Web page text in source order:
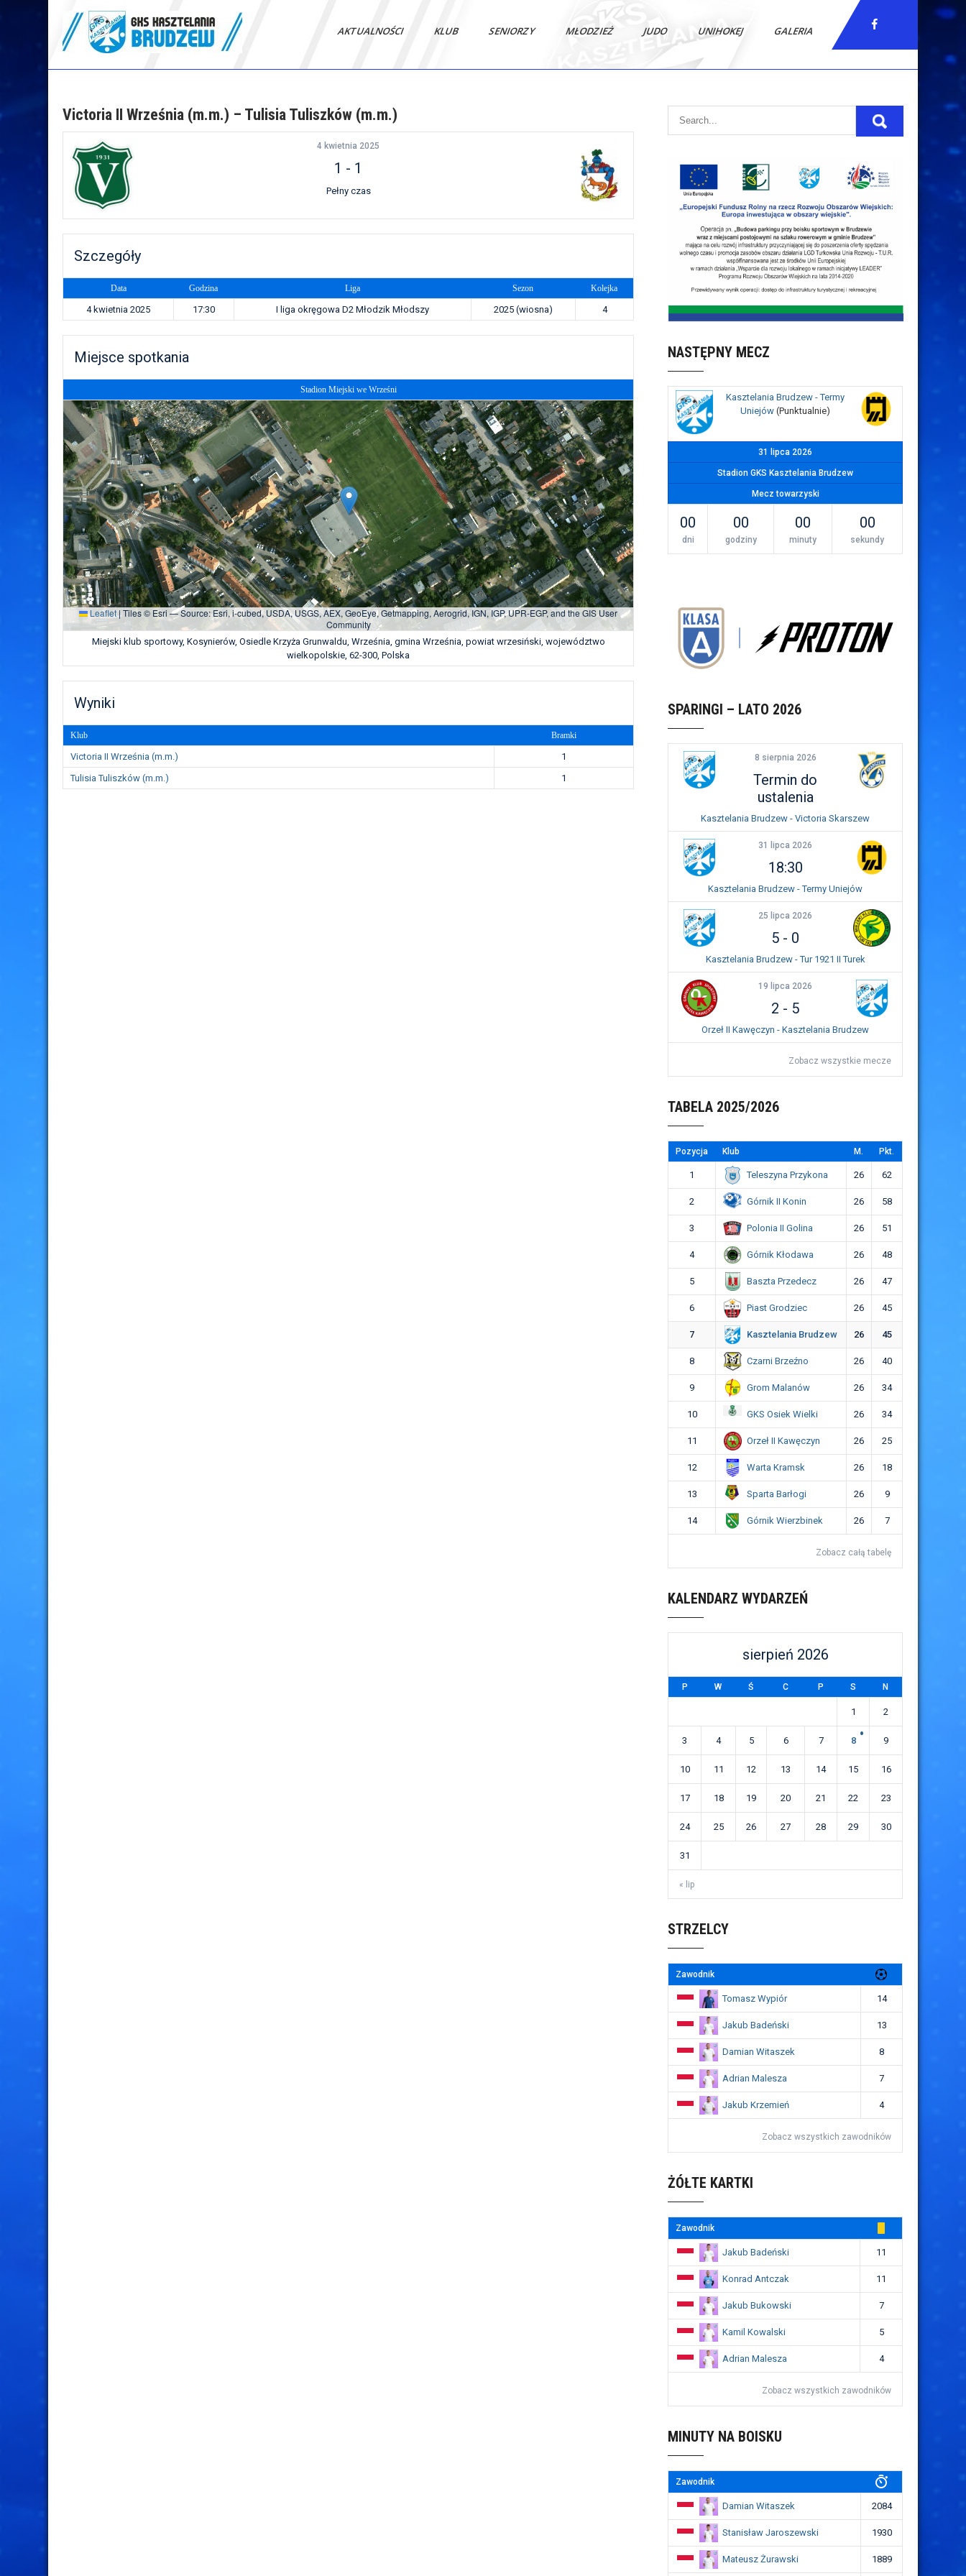
GKS Kasztelania
AKTUALNOŚCI KLUB SENIORZY MŁODZIEŻ JUDO UNIHOKEJ GALERIA
Victoria II Września (m.m.) – Tulisia Tuliszków (m.m.)
4 kwietnia 2025
1 - 1
Pełny czas
Szczegóły
Data Godzina Liga Sezon Kolejka
4 kwietnia 2025 17:30 I liga okręgowa D2 Młodzik Młodszy 2025 (wiosna) 4
Miejsce spotkania
Stadion Miejski we Wrześni
Leaflet |Tiles © Esri — Source: Esri, i-cubed, USDA, USGS, AEX, GeoEye, Getmapping, Aerogrid, IGN, IGP, UPR-EGP, and the GIS User
Community
Miejski klub sportowy, Kosynierów, Osiedle Krzyża Grunwaldu, Września, gmina Września, powiat wrzesiński, województwo
wielkopolskie, 62-300, Polska
Wyniki
Klub Bramki
Victoria II Września (m.m.)
1
Tulisia Tuliszków (m.m.)
1
NASTĘPNY MECZ
Kasztelania Brudzew - Termy
Uniejów (Punktualnie)
31 lipca 2026
Stadion GKS Kasztelania Brudzew
Mecz towarzyski
00
dni
00
godziny
00
minuty
00
sekundy
SPARINGI – LATO 2026
8 sierpnia 2026
Termin do
ustalenia
Kasztelania Brudzew - Victoria Skarszew
31 lipca 2026
18:30
Kasztelania Brudzew - Termy Uniejów
25 lipca 2026
5 - 0
Kasztelania Brudzew - Tur 1921 II Turek
19 lipca 2026
2 - 5
Orzeł II Kawęczyn - Kasztelania Brudzew
Zobacz wszystkie mecze
TABELA 2025/2026
Pozycja Klub M. Pkt.
1 Teleszyna Przykona 26 62
2 Górnik II Konin 26 58
3 Polonia II Golina 26 51
4 Górnik Kłodawa 26 48
5 Baszta Przedecz 26 47
6 Piast Grodziec 26 45
7 Kasztelania Brudzew 26 45
8 Czarni Brzeźno 26 40
9 Grom Malanów 26 34
10 GKS Osiek Wielki 26 34
11 Orzeł II Kawęczyn 26 25
12 Warta Kramsk 26 18
13 Sparta Barłogi 26 9
14 Górnik Wierzbinek 26 7
Zobacz całą tabelę
KALENDARZ WYDARZEŃ
sierpień 2026
P W Ś C P S N
« lip
1 2
3 4 5 6 7 8 9
10 11 12 13 14 15 16
17 18 19 20 21 22 23
24 25 26 27 28 29 30
31
STRZELCY
Zawodnik
Tomasz Wypiór 14
Jakub Badeński 13
Damian Witaszek 8
Adrian Malesza 7
Jakub Krzemień 4
Zobacz wszystkich zawodników
ŻÓŁTE KARTKI
Zawodnik
Jakub Badeński 11
Konrad Antczak 11
Jakub Bukowski 7
Kamil Kowalski 5
Adrian Malesza 4
Zobacz wszystkich zawodników
MINUTY NA BOISKU
Zawodnik
Damian Witaszek 2084
Stanisław Jaroszewski 1930
Mateusz Żurawski 1889